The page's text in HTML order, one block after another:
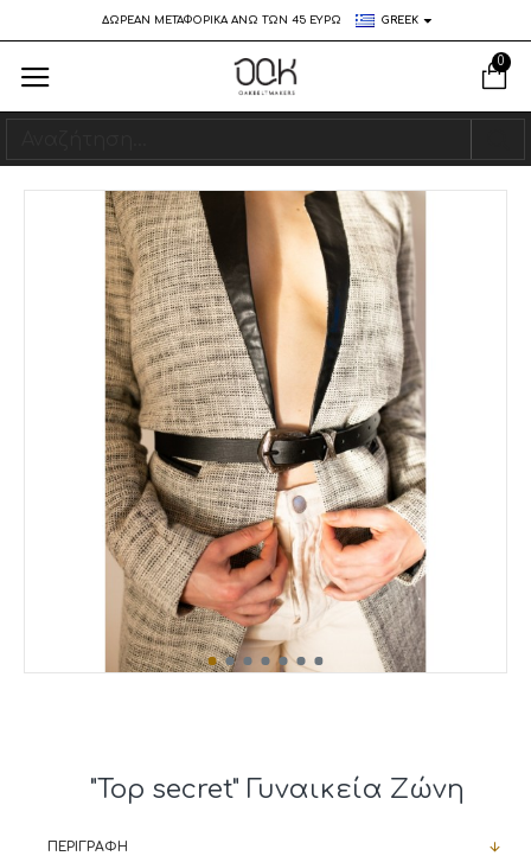
ΔΩΡΕΑΝ ΜΕΤΑΦΟΡΙΚΑ ΑΝΩ ΤΩΝ 45 ΕΥΡΩ GREEK
0
"Top secret" Γυναικεία Ζώνη
ΠΕΡΙΓΡΑΦΉ